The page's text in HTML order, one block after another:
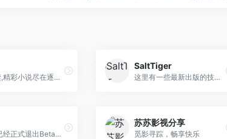
小说阅读,精彩小说尽在逐浪网. 逐浪网提供玄幻小说,武侠小说,原创小说,网游小说,都市小说,言情小说,青春小说,历史小说,军事小说,网游小说,科幻小说,恐怖小说,首发小说,最新章节免费
SaltTiger
这里有一些最新出版的技术类、编程类书籍，全部为英文原版，PDF、EPUB、MOBI、AZW3等多种格式免费下载，无需注册登录，持续更新中。每天一本编程书，每天进步一点点。
EA app已经正式退出Beta测试阶段，并计划替代Origin成为我们主要的PC平台。EA app是目前为止最快、最轻的PC用户端程序。
苏苏影视分享
觅影寻踪，畅享快乐